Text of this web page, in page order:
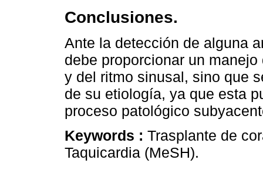
Conclusiones.
Ante la detección de alguna
debe proporcionar un
y del ritmo sinusal, sino que
de su etiología, ya que esta
proceso patológico
Keywords : Trasplante de
Taquicardia (MeSH).